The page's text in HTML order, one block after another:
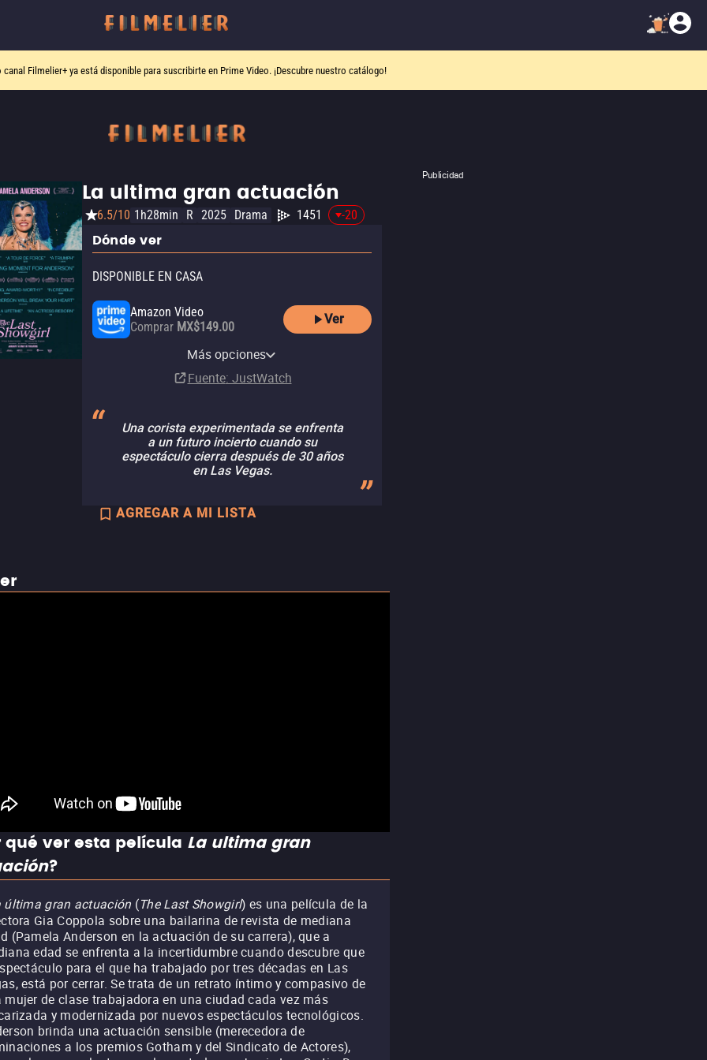
canal Filmelier+ya está disponible para suscribirte en Prime Video. ¡Descubre nuestro catálogo!
Publicidad
La ultima gran actuación
6.5/10 1h28min R 2025 Drama 1451 -20
Dónde ver
DISPONIBLE EN CASA
Amazon Video
Comprar MX$149.00
Ver
Apple TV Store
MX$149.00
YouTube
izzitv
Claro video
MX$255.00
HBO Max
Suscripción
HBO Max Amazon Channel
SuscripciónMás opciones
Fuente: JustWatch
Una corista experimentada se enfrenta
a un futuro incierto cuando su
espectáculo cierra después de 30 años
en Las Vegas.
AGREGAR A MI LISTA
qué ver esta película La ultima gran
?
última gran actuación (The Last Showgirl) es una película de la
Gia Coppola sobre una bailarina de revista de mediana
(Pamela Anderson en la actuación de su carrera), que a
edad se enfrenta a la incertidumbre cuando descubre que
para el que ha trabajado por tres décadas en Las
está por cerrar. Se trata de un retrato íntimo y compasivo de
mujer de clase trabajadora en una ciudad cada vez más
y modernizada por nuevos espectáculos tecnológicos.
brinda una actuación sensible (merecedora de
a los premios Gotham y del Sindicato de Actores),